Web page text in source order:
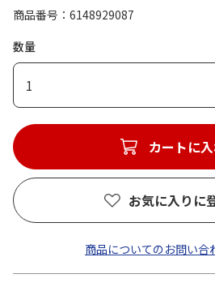
商品番号
6148929087
数量
1
カートに
お気に入りに
商品についてのお問い合